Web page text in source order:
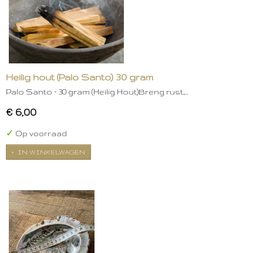
Heilig hout (Palo Santo) 30 gram
Palo Santo – 30 gram (Heilig Hout)Breng rust,…
€ 6,00
✓ Op voorraad
IN WINKELWAGEN